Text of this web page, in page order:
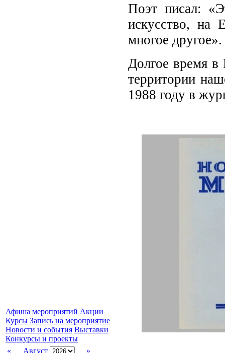
Афиша мероприятий Акции
Курсы Запись на мероприятие
Новости и события Выставки
Конкурсы и проекты
«
Август »
Поэт писал:
искусство, на
многое другое».
Долгое время
территории
1988 году в